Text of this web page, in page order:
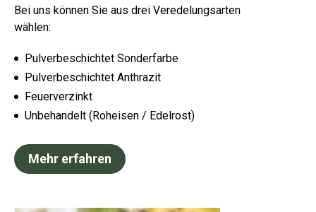
Bei uns können Sie aus drei Veredelungsarten
wählen:
Pulverbeschichtet Sonderfarbe
Pulverbeschichtet Anthrazit
Feuerverzinkt
Unbehandelt (Roheisen / Edelrost)
Mehr erfahren